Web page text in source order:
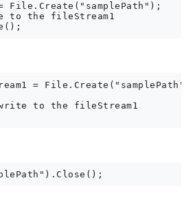
File.Create("samplePath");
to the fileStream1
=
to the fileStream1